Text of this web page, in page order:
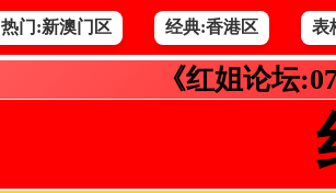
热门:新澳门区 经典:香港区 表
《红姐论坛